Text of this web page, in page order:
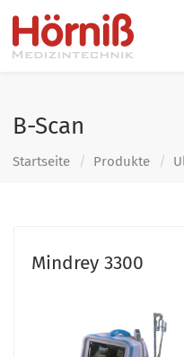
B-Scan
Startseite Produkte
Mindrey 3300